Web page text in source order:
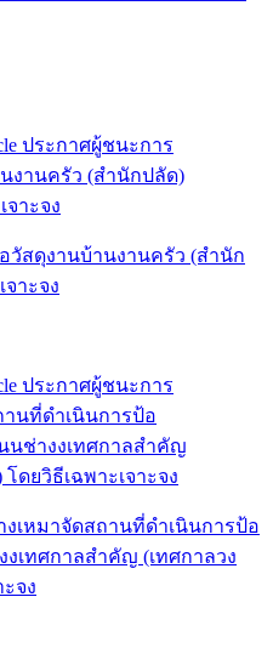
วัสดุงานบ้านงานครัว (สำนัก
าะจง
เหมาจัดสถานที่ดำเนินการป้อ
งเทศกาลสำคัญ (เทศกาลวง
จง